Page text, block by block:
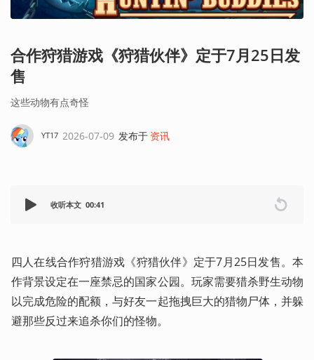
合作狩猎游戏《狩猎伙伴》定于7月25日发
售
这些动物有点奇怪
YT17 2026-07-09 发布于 资讯
收听本文 00:41
四人在线合作狩猎游戏《狩猎伙伴》定于7月25日发售。本
作背景设定在一座禁忌的国家公园。玩家需要猎杀野生动物
以完成危险的配额，与好友一起拖拽巨大的猎物尸体，并躲
避那些反过来追杀你们的怪物。